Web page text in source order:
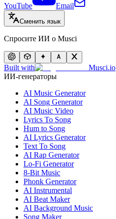
YouTube Email
Сменить язык
Спросите ИИ о Musci
Built with
Musci.io
ИИ-генераторы
AI Music Generator
AI Song Generator
AI Music Video
Lyrics To Song
Hum to Song
AI Lyrics Generator
Text To Song
AI Rap Generator
Lo-Fi Generator
8-Bit Music
Phonk Generator
AI Instrumental
AI Beat Maker
AI Background Music
Song Maker